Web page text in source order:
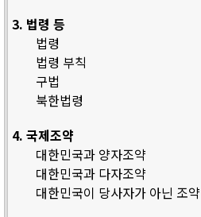
3. 법령 등
법령
법령 부칙
구법
북한법령
4. 국제조약
대한민국과 양자조약
대한민국과 다자조약
대한민국이 당사자가 아닌 조약